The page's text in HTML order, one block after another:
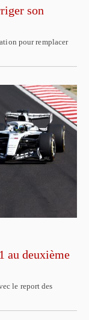
son
pour remplacer
au deuxième
le report des